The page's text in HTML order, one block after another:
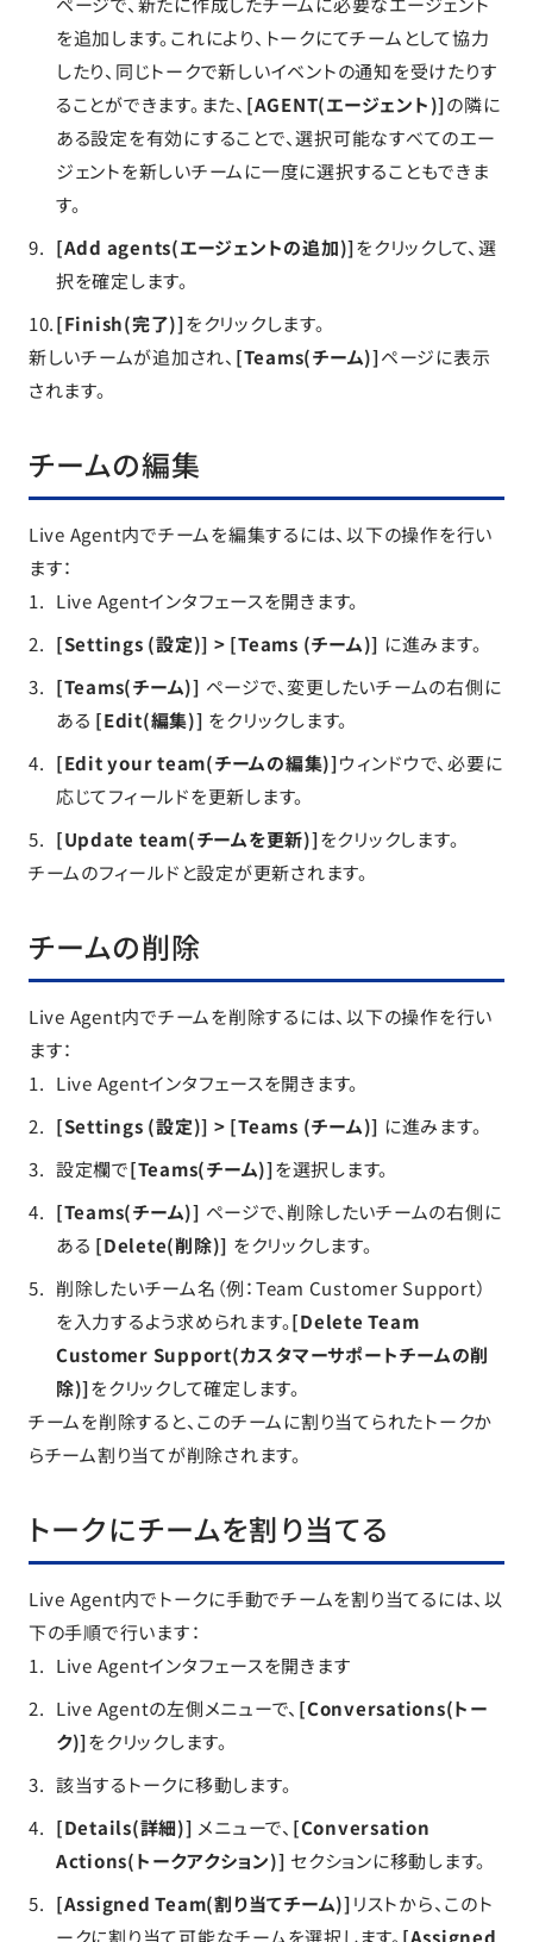
を追加します。これにより、トークにてチームとして協力
したり、同じトークで新しいイベントの通知を受けたりす
ることができます。また、 [AGENT(エージェント)]の隣に
ある設定を有効にすることで、選択可能なすべてのエー
ジェントを新しいチームに一度に選択することもできま
す。
[Add agents(エージェントの追加)]をクリックして、選
択を確定します。
[Finish(完了)]をクリックします。
新しいチームが追加され、 [Teams(チーム)]ページに表示
されます。
チームの編集
Live Agent内でチームを編集するには、以下の操作を行い
ます：
Live Agentインタフェースを開きます。
[Settings (設定)] > [Teams (チーム)] に進みます。
[Teams(チーム)] ページで、変更したいチームの右側に
ある [Edit(編集)] をクリックします。
[Edit your team(チームの編集)]ウィンドウで、必要に
応じてフィールドを更新します。
[Update team(チームを更新)]をクリックします。
チームのフィールドと設定が更新されます。
チームの削除
Live Agent内でチームを削除するには、以下の操作を行い
ます：
Live Agentインタフェースを開きます。
[Settings (設定)] > [Teams (チーム)] に進みます。
設定欄で[Teams(チーム)]を選択します。
[Teams(チーム)] ページで、削除したいチームの右側に
ある [Delete(削除)] をクリックします。
削除したいチーム名（例：Team Customer Support）
を入力するよう求められます。[Delete Team
Customer Support(カスタマーサポートチームの削
除)]をクリックして確定します。
チームを削除すると、このチームに割り当てられたトークか
らチーム割り当てが削除されます。
トークにチームを割り当てる
Live Agent内でトークに手動でチームを割り当てるには、以
下の手順で行います：
Live Agentインタフェースを開きます
Live Agentの左側メニューで、 [Conversations(トー
ク)]をクリックします。
該当するトークに移動します。
[Details(詳細)] メニューで、 [Conversation
Actions(トークアクション)] セクションに移動します。
[Assigned Team(割り当てチーム)]リストから、このト
ークに割り当て可能なチームを選択します。 [Assigned